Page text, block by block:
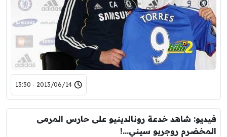
2013/06/14 - 13:30
فيديو: شاهد خدعة رونالدينيو على حارس المرمى
المخضرم روجريو سيني…!